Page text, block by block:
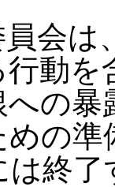
会は
動
の
の
は終